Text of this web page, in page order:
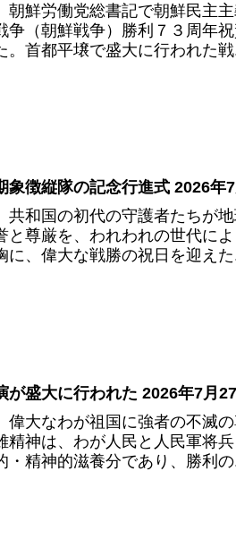
朝鮮労働党総書記で朝鮮民主
争（朝鮮戦争）勝利７３周年
。首都平壌で盛大に行われた
徴縦隊の記念行進式 2026年7
共和国の初代の守護者たちが
尊厳を、われわれの世代に
に、偉大な戦勝の祝日を迎え
盛大に行われた 2026年7月
偉大なわが祖国に強者の不滅
精神は、わが人民と人民軍将
・精神的滋養分であり、勝利